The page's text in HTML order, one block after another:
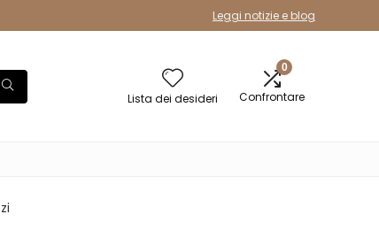
Leggi notizie e blog
Lista dei desideri
0
Confrontare